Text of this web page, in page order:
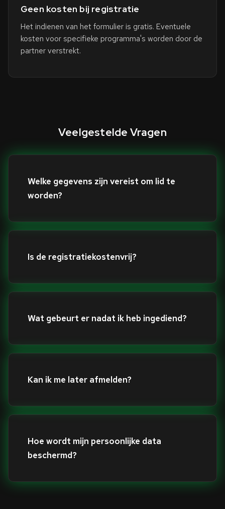
Geen kosten bij registratie
Het indienen van het formulier is gratis. Eventuele
kosten voor specifieke programma's worden door de
partner verstrekt.
Veelgestelde Vragen
Welke gegevens zijn vereist om lid te
worden?
Is de registratiekostenvrij?
Wat gebeurt er nadat ik heb ingediend?
Kan ik me later afmelden?
Hoe wordt mijn persoonlijke data
beschermd?